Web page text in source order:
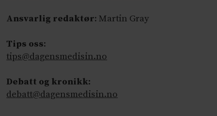
Ansvarlig redaktør: Martin Gray
Tips oss:
tips@dagensmedisin.no
Debatt og kronikk:
debatt@dagensmedisin.no